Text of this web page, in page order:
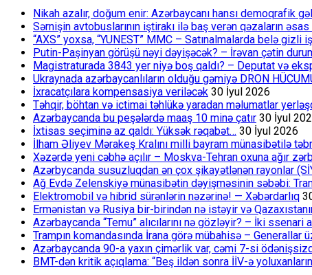
bu
addımını
alqışladı
Nikah azalır, doğum enir: Azərbaycanı hansı demoqrafik
Sərnişin avtobuslarının iştirakı ilə baş verən qəzaların
“AXS” yoxsa, “YUNEST” MMC – Satınalmalarda belə
Putin-Paşinyan görüşü nəyi dəyişəcək? – İrəvan çətin
Magistraturada 3843 yer niyə boş qaldı? – Deputat və
Ukraynada azərbaycanlıların olduğu gəmiyə DRON
İxracatçılara kompensasiya veriləcək 30 İyul 2026
Təhqir, böhtan və ictimai təhlükə yaradan məlumatlar
Azərbaycanda bu peşələrdə maaş 10 minə çatır 30 İyul
İxtisas seçiminə az qaldı: Yüksək rəqabət… 30 İyul 2026
İlham Əliyev Mərakeş Kralını milli bayram münasibətilə
Xəzərdə yeni cəbhə açılır – Moskva-Tehran oxuna ağır
Azərbycanda susuzluqdan ən çox şikayətlənən rayonlar
Ağ Evdə Zelenskiyə münasibətin dəyişməsinin səbəbi:
Elektromobil və hibrid sürənlərin nəzərinə! — Xəbərdarlıq
Ermənistan və Rusiya bir-birindən nə istəyir və
Azərbaycanda “Temu” alıcılarını nə gözləyir? – İki ssenari
Trampın komandasında İrana görə mübahisə – Generallar
Azərbaycanda 90-a yaxın çimərlik var, cəmi 7-si
BMT-dən kritik açıqlama: “Beş ildən sonra İİV-ə